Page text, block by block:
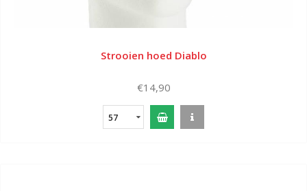
Strooien hoed Diablo
€14,90
57